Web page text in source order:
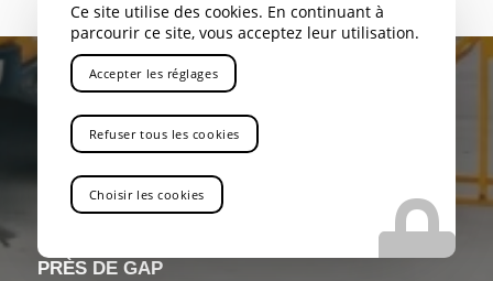
VOUS RECHERCHEZ UNE ENTREPRISE QUI
PROPOSE LA LOCATION DE CAMIONS-GRUES
POUR CHANTIERS NAVALS AVEC CHAUFFEUR
PRÈS DE GAP
Ce site utilise des cookies. En continuant à
parcourir ce site, vous acceptez leur utilisation.
Accepter les réglages
Refuser tous les cookies
Choisir les cookies